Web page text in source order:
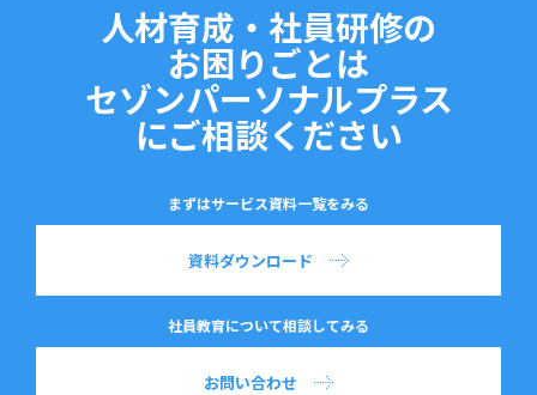
人材育成・社員研修の
お困りごとは
セゾンパーソナルプラス
にご相談ください
まずはサービス資料一覧をみる
資料ダウンロード
社員教育について相談してみる
お問い合わせ